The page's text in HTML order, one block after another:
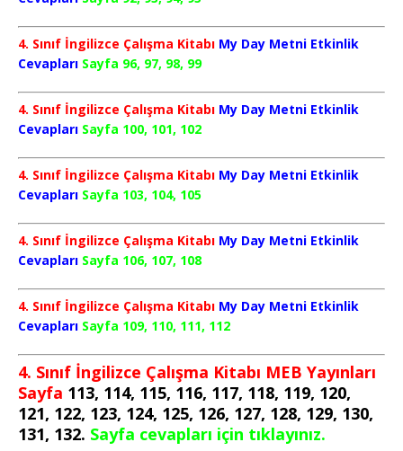
4. Sınıf İngilizce Çalışma Kitabı My Day Metni Etkinlik
Cevapları Sayfa 96, 97, 98, 99
4. Sınıf İngilizce Çalışma Kitabı My Day Metni Etkinlik
Cevapları Sayfa 100, 101, 102
4. Sınıf İngilizce Çalışma Kitabı My Day Metni Etkinlik
Cevapları Sayfa 103, 104, 105
4. Sınıf İngilizce Çalışma Kitabı My Day Metni Etkinlik
Cevapları Sayfa 106, 107, 108
4. Sınıf İngilizce Çalışma Kitabı My Day Metni Etkinlik
Cevapları Sayfa 109, 110, 111, 112
4. Sınıf İngilizce Çalışma Kitabı MEB Yayınları
Sayfa 113, 114, 115, 116, 117, 118, 119, 120,
121, 122, 123, 124, 125, 126, 127, 128, 129, 130,
131, 132. Sayfa cevapları için tıklayınız.